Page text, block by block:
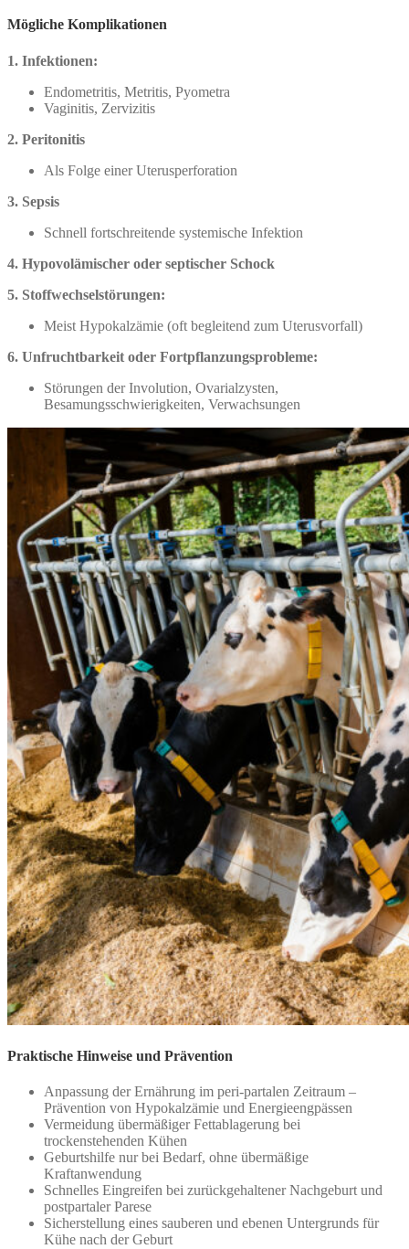
Mögliche Komplikationen
1. Infektionen:
Endometritis, Metritis, Pyometra
Vaginitis, Zervizitis
2. Peritonitis
Als Folge einer Uterusperforation
3. Sepsis
Schnell fortschreitende systemische Infektion
4. Hypovolämischer oder septischer Schock
5. Stoffwechselstörungen:
Meist Hypokalzämie (oft begleitend zum Uterusvorfall)
6. Unfruchtbarkeit oder Fortpflanzungsprobleme:
Störungen der Involution, Ovarialzysten,
Besamungsschwierigkeiten, Verwachsungen
Praktische Hinweise und Prävention
Anpassung der Ernährung im peri-partalen Zeitraum –
Prävention von Hypokalzämie und Energieengpässen
Vermeidung übermäßiger Fettablagerung bei
trockenstehenden Kühen
Geburtshilfe nur bei Bedarf, ohne übermäßige
Kraftanwendung
Schnelles Eingreifen bei zurückgehaltener Nachgeburt und
postpartaler Parese
Sicherstellung eines sauberen und ebenen Untergrunds für
Kühe nach der Geburt